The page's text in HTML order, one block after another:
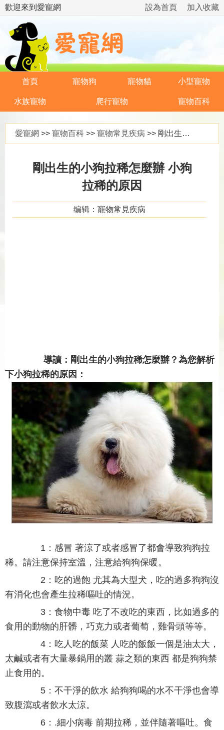
歡迎來到愛寵網 加入收藏
設為首頁
首頁 寵物狗 寵物貓 小型寵物
水族寵物 爬行寵物 寵物百科
愛寵網 >> 寵物百科 >> 寵物常見疾病 >> 剛出生的小狗拉稀怎麼辦 小狗拉稀的原因
剛出生的小狗拉稀怎麼辦 小狗
拉稀的原因
编辑：寵物常見疾病
導讀：剛出生的小狗拉稀怎麼辦？為您解析
下小狗拉稀的原因：
1：感冒 著涼了或者感冒了都會導致狗狗拉
稀。請注意保持室溫，注意給狗狗保暖。
2：吃的過飽 尤其為大型犬，吃的過多狗狗沒
有消化也會產生拉稀嘔吐的情況。
3：食物中毒 吃了不改吃的東西，比如過多的
食用的動物的肝髒，巧克力或者葡萄，雞骨頭等等。
4：吃人吃的飯菜 人吃的飯飯一個是油太大，
太鹹或者有大量暴鍋用的叢 蒜之類的東西 都是狗狗禁
止食用的。
5：不干淨的飲水 給狗狗喝的水不干淨也會導
致腹瀉或者飲水太涼。
6：.細小病毒 前期拉稀，並伴隨著嘔吐。食